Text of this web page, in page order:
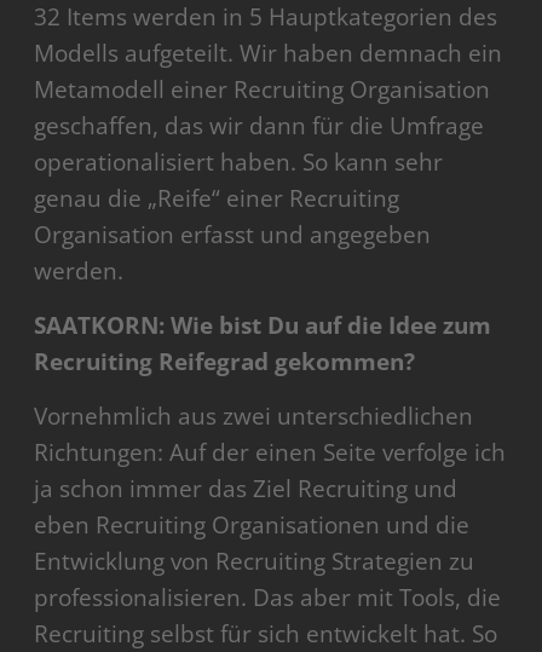
32 Items werden in 5 Hauptkategorien des
Modells aufgeteilt. Wir haben demnach ein
Metamodell einer Recruiting Organisation
geschaffen, das wir dann für die Umfrage
operationalisiert haben. So kann sehr
genau die „Reife“ einer Recruiting
Organisation erfasst und angegeben
werden.
SAATKORN: Wie bist Du auf die Idee zum
Recruiting Reifegrad gekommen?
Vornehmlich aus zwei unterschiedlichen
Richtungen: Auf der einen Seite verfolge ich
ja schon immer das Ziel Recruiting und
eben Recruiting Organisationen und die
Entwicklung von Recruiting Strategien zu
professionalisieren. Das aber mit Tools, die
Recruiting selbst für sich entwickelt hat. So